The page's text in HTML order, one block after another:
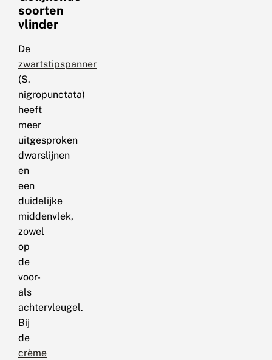
soorten
vlinder
De
zwartstipspanner
(S.
nigropunctata)
heeft
meer
uitgesproken
dwarslijnen
en
een
duidelijke
middenvlek,
zowel
op
de
voor-
als
achtervleugel.
Bij
de
crème